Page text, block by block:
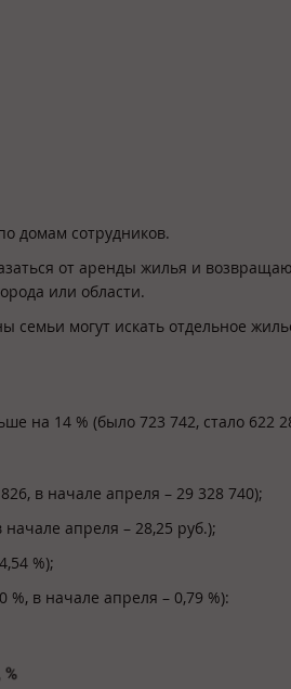
домам сотрудников.
от аренды жилья и
или области.
семьи могут искать отдельное
на 14 % (было 723 742, стало 622
в начале апреля – 29 328 740);
апреля – 28,25 руб.);
%);
в начале апреля – 0,79 %):